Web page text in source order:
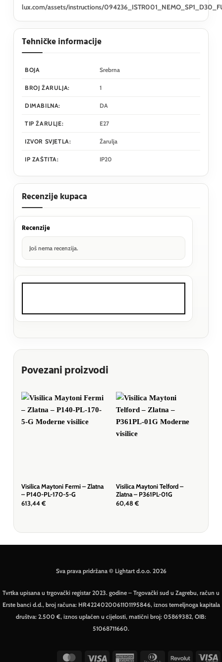
lux.com/assets/instructions/
Tehničke informacije
BOJA Srebrna
BROJ ŽARULJA: 1
DIMABILNA: DA
TIP ŽARULJE: E27
IZVOR SVJETLA: Žarulja
IP ZAŠTITA: IP20
Recenzije kupaca
Recenzije
Još nema recenzija.
Povezani proizvodi
Visilica Maytoni Fermi – Zlatna
– P140-PL-170-5-G
613,44 €
Visilica Maytoni Telford –
Zlatna – P361PL-01G
60,48 €
Sva prava pridržana © Lightart d.o.o. 2026
Tvrtka upisana u trgovački registar 2023. godine – Trgovački sud u Zagrebu, račun u
Erste banci d.d., broj računa: HR4224020061101195846, iznos temeljnoga kapitala
društva: 2.500 €, iznos uplaćen u cijelosti, matični broj: 05869382, OIB:
51068711660.
MasterCardVisa American Dinners Revolut